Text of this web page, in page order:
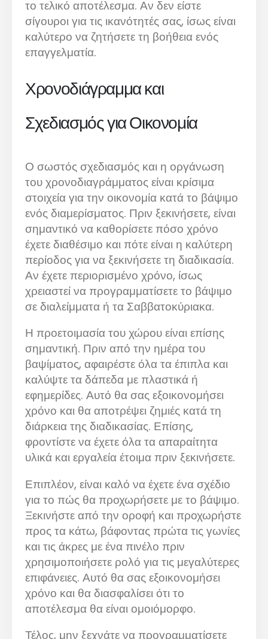
το τελικό αποτέλεσμα. Αν δεν είστε
σίγουροι για τις ικανότητές σας, ίσως είναι
καλύτερο να ζητήσετε τη βοήθεια ενός
επαγγελματία.
Χρονοδιάγραμμα και
Σχεδιασμός για Οικονομία
Ο σωστός σχεδιασμός και η οργάνωση
του χρονοδιαγράμματος είναι κρίσιμα
στοιχεία για την οικονομία κατά το βάψιμο
ενός διαμερίσματος. Πριν ξεκινήσετε, είναι
σημαντικό να καθορίσετε πόσο χρόνο
έχετε διαθέσιμο και πότε είναι η καλύτερη
περίοδος για να ξεκινήσετε τη διαδικασία.
Αν έχετε περιορισμένο χρόνο, ίσως
χρειαστεί να προγραμματίσετε το βάψιμο
σε διαλείμματα ή τα Σαββατοκύριακα.
Η προετοιμασία του χώρου είναι επίσης
σημαντική. Πριν από την ημέρα του
βαψίματος, αφαιρέστε όλα τα έπιπλα και
καλύψτε τα δάπεδα με πλαστικά ή
εφημερίδες. Αυτό θα σας εξοικονομήσει
χρόνο και θα αποτρέψει ζημιές κατά τη
διάρκεια της διαδικασίας. Επίσης,
φροντίστε να έχετε όλα τα απαραίτητα
υλικά και εργαλεία έτοιμα πριν ξεκινήσετε.
Επιπλέον, είναι καλό να έχετε ένα σχέδιο
για το πώς θα προχωρήσετε με το βάψιμο.
Ξεκινήστε από την οροφή και προχωρήστε
προς τα κάτω, βάφοντας πρώτα τις γωνίες
και τις άκρες με ένα πινέλο πριν
χρησιμοποιήσετε ρολό για τις μεγαλύτερες
επιφάνειες. Αυτό θα σας εξοικονομήσει
χρόνο και θα διασφαλίσει ότι το
αποτέλεσμα θα είναι ομοιόμορφο.
Τέλος, μην ξεχνάτε να προγραμματίσετε